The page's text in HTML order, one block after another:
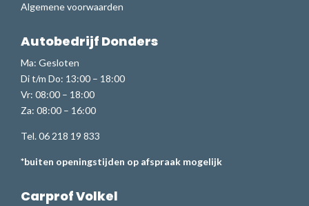
Algemene voorwaarden
Autobedrijf Donders
Ma: Gesloten
Di t/m Do: 13:00 – 18:00
Vr: 08:00 – 18:00
Za: 08:00 – 16:00
Tel. 06 218 19 833
*buiten openingstijden op afspraak mogelijk
Carprof Volkel